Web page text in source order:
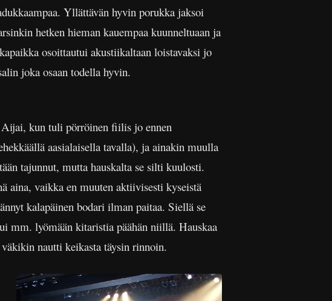
Yllättävän hyvin porukka jaksoi
hetken hieman kauempaa kuunneltuaan ja
osoittautui akustiikaltaan loistavaksi jo
joka osaan todella hyvin.
kun tuli pörröinen fiilis jo ennen
aasialaisella tavalla), ja ainakin muulla
tajunnut, mutta hauskalta se silti kuulosti.
aina, vaikka en muuten aktiivisesti kyseistä
kalapäinen bodari ilman paitaa. Siellä se
mm. lyömään kitaristia päähän niillä. Hauskaa
nautti keikasta täysin rinnoin.